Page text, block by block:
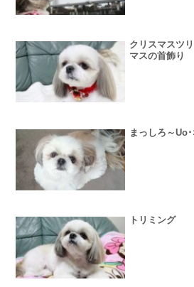
クリスマスツ
マスの首飾り
まっしろ～Uo
トリミング